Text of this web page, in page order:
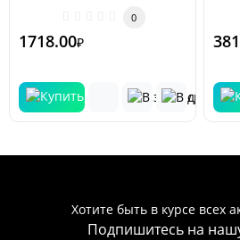
звукоизоляционного гипс..
0
1718.00₽
Хотите быть в курсе всех
Подпишитесь на